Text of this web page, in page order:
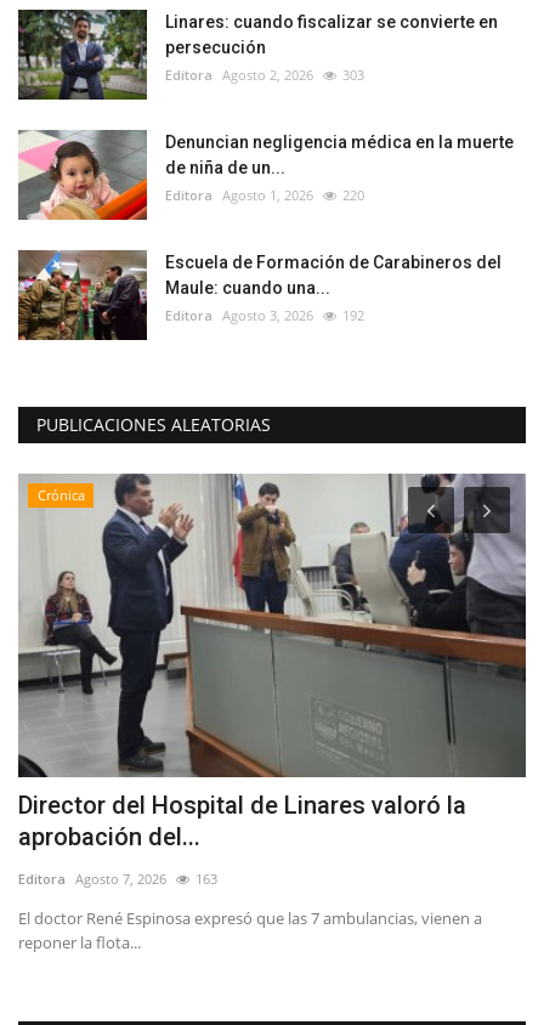
Linares: cuando fiscalizar se convierte en
persecución
Editora Agosto 2, 2026 303
Denuncian negligencia médica en la muerte
de niña de un...
Editora Agosto 1, 2026 220
Escuela de Formación de Carabineros del
Maule: cuando una...
Editora Agosto 3, 2026 192
PUBLICACIONES ALEATORIAS
Crónica
Director del Hospital de Linares valoró la
aprobación del...
Editora Agosto 7, 2026 163
El doctor René Espinosa expresó que las 7 ambulancias, vienen a
reponer la flota...